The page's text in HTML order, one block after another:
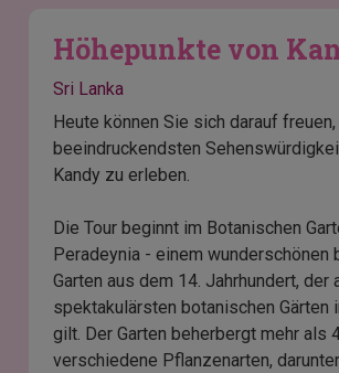
Höhepunkte von
Sri Lanka
Heute können Sie sich darauf
beeindruckendsten
Kandy zu erleben.
Die Tour beginnt im Botanischen
Peradeynia - einem wunderschönen
Garten aus dem 14. Jahrhundert, der
spektakulärsten botanischen Gärten
gilt. Der Garten beherbergt mehr als
verschiedene Pflanzenarten,